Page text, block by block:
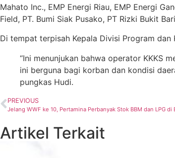
Mahato Inc., EMP Energi Riau, EMP Energi
Field, PT. Bumi Siak Pusako, PT Rizki Bukit
Di tempat terpisah Kepala Divisi Program
“Ini menunjukan bahwa operator KKKS
ini berguna bagi korban dan kondisi
pungkas Hudi.
PREVIOUS
Jelang WWF ke 10, Pertamina Perbanyak Stok BBM dan LPG di
Artikel Terkait